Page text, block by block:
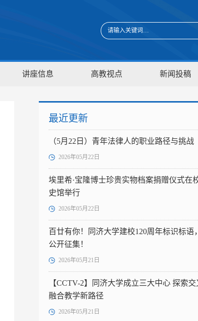
讲座信息 高教视点 新闻投稿
最近更新
（5月22日）青年法律人的职业路径与挑战
2026年05月22日
埃里希·宝隆博士珍贵实物档案捐赠仪式在
史馆举行
2026年05月22日
百廿有你！同济大学建校120周年标识标语
公开征集！
2026年05月21日
【CCTV-2】同济大学成立三大中心 探索交
融合教学新路径
2026年05月21日